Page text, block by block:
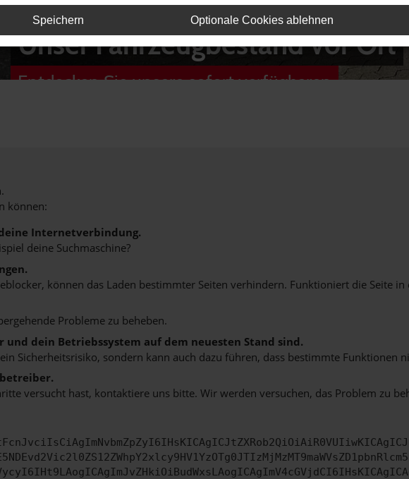
Unser Fahrzeugbestand vor Ort
Entdecken Sie unsere sofort verfügbaren
können:
Internetverbindung.
deine Suchmaschine?
können das Laden bestimmter Seiten verhindern. Funktioniert die Seite
Probleme zu beheben.
und dein Betriebssystem auf dem neuesten Stand sind.
Sicherheitsrisiko, sondern kann auch dazu führen, dass bestimmte Funktionen
versucht hast, kontaktiere uns bitte. Wir werden versuchen, das Problem zu
Speichern Optionale Cookies ablehnen